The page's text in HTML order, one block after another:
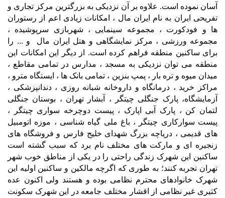
آسان نموده است. علاوه بر آن نزدیکی به بزرگترین مرکز تجاری و
تفریحی ایران به نام ایران مال ، امکانات زیادی اعم از رستوران
ها و فودکورت ، مجموعه سینمایی ، شهربازی سرپوشیده ،
مجموعه ورزشی ، مرکز نمایشگاهی و هتل ایران مال و ... را
برای ساکنین منطقه فراهم کرده است. از دیگر این امکانات این
منطقه می توان نزدیکی به مسجد ، مدارس در تمامی مقاطع ،
میدان میوه و تره بار ، پمپ بنزین ، تمامی بانک ها ، ایستگاه مترو ،
مراکز خرید ، درمانگاه و داروخانه شبانه روزی ، دندانپزشکی ،
آزمایشگاه، پارک جنگلی چیتگر ، آبشار تهران ، بوستان جنگلی
لتمان کن ، پارک آبی اپارک ، پیست دوچرخه سواری چیتگر ،
پیست سوارکاری چیتگر ، باغ ملی گیاه شناسی ، موزه اتومبیل
های قدیمی ، دریاچه بزرگ شهدای خلیج فارس و فروشگاه های
زنجیره ای و مارکت های مختلف نام برد که سبب گشته است
ساکنین این شهرک زندگی راحتی را در یکی از مناطق خوب شهر
تهران تجربه کنند؛ به طوری که اگرچه مالکین و ساکنین اولیه این
شهرک خانوادهای محترم نظامی بوده و هستند ولی اکنون عده
کثیری غیر نظامی از اقشار مختلف جامعه در این شهرک سکونت